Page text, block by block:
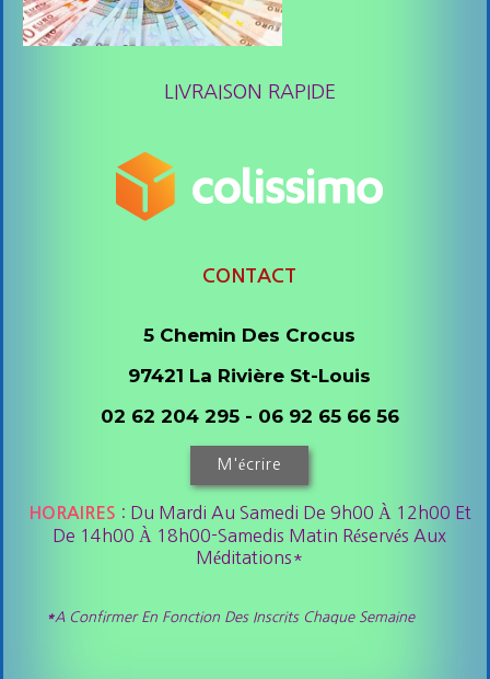
LIVRAISON RAPIDE
CONTACT
5 Chemin Des Crocus
97421 La Rivière St-Louis
02 62 204 295 - 06 92 65 66 56
M'écrire
HORAIRES : Du Mardi Au Samedi De 9h00 À 12h00 Et
De 14h00 À 18h00-Samedis Matin Réservés Aux
Méditations*
*A Confirmer En Fonction Des Inscrits Chaque Semaine